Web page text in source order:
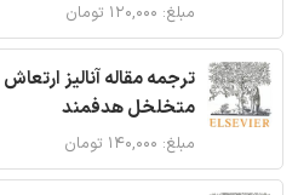
مبلغ: ۱۲۰,۰۰۰ تومان
ترجمه مقاله آنالیز
متخلخل هدفمند
مبلغ: ۱۴۰,۰۰۰ تومان